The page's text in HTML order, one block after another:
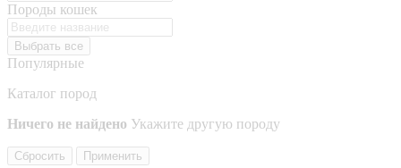
Породы кошек
Выбрать все
Популярные
Каталог пород
Ничего не найдено Укажите другую породу
Сбросить Применить